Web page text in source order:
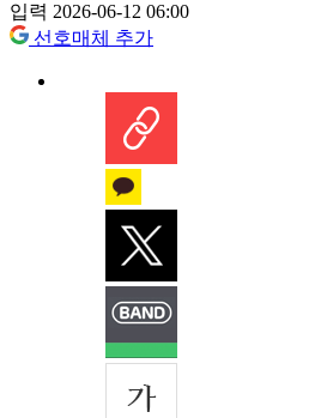
입력 2026-06-12 06:00
선호매체 추가